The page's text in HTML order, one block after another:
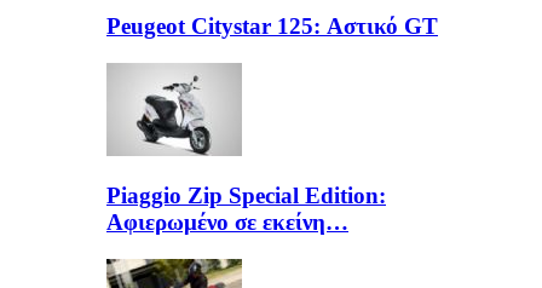
Peugeot Citystar 125: Αστικό GT
Piaggio Zip Special Edition:
Αφιερωμένο σε εκείνη…